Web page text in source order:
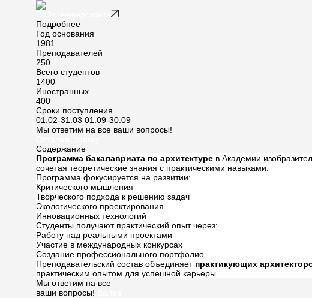
Подробнее
Год основания
1981
Преподавателей
250
Всего студентов
1400
Иностранных
400
Сроки поступления
01.02-31.03 01.09-30.09
Мы ответим на все ваши вопросы!
Содержание
Программа бакалавриата по архитектурев Академии
сочетая теоретические знания с практическими навыками.
Программа фокусируется на развитии:
Критического мышления
Творческого подхода к решению задач
Экологического проектирования
Инновационных технологий
Студенты получают практический опыт через:
Работу над реальными проектами
Участие в международных конкурсах
Создание профессионального портфолио
Преподавательский состав объединяет практикующих
практическим опытом для успешной карьеры.
Мы ответим на все
ваши вопросы!